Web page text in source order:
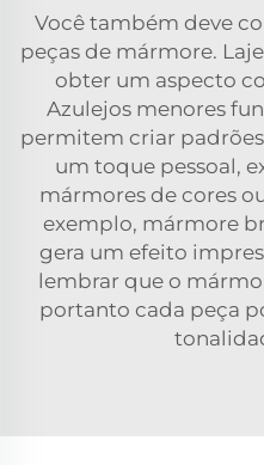
Você também deve
peças de mármore.
obter um aspecto
Azulejos menores
permitem criar padrões
um toque pessoal,
mármores de cores
exemplo, mármore
gera um efeito
lembrar que o
portanto cada peça